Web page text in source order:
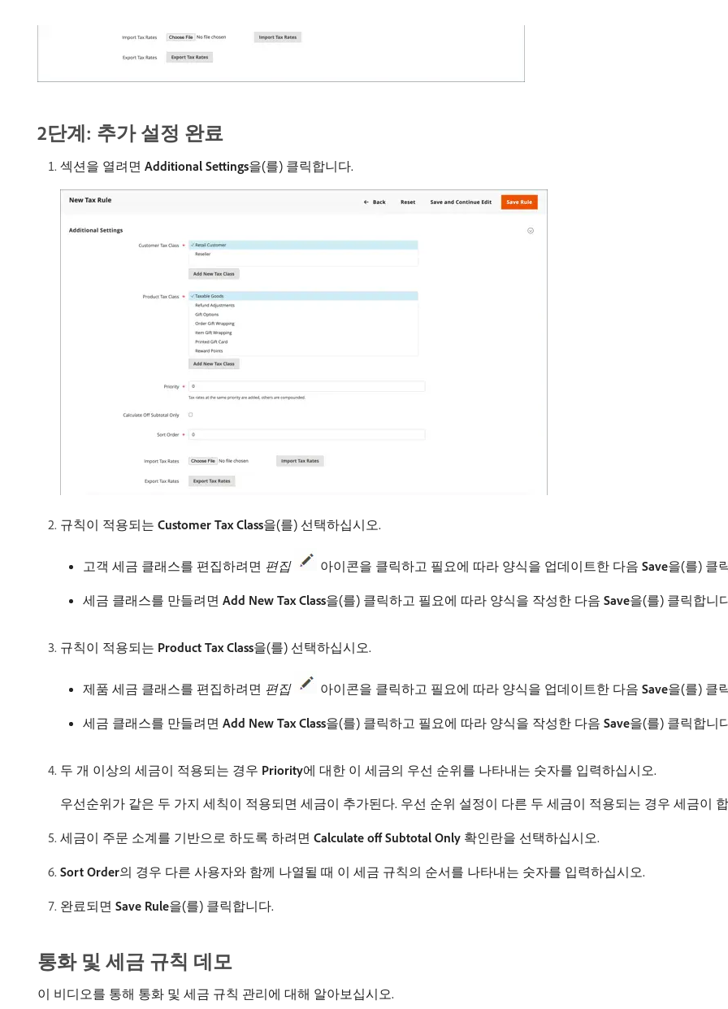
2단계: 추가 설정 완료
섹션을 열려면 Additional Settings​을(를) 클릭합니다.
규칙이 적용되는 Customer Tax Class​을(를) 선택하십시오.
고객 세금 클래스를 편집하려면 편집 아이콘을 클릭하고 필요에 따라 양식을 업데이트한 다음 Save을(를) 클
세금 클래스를 만들려면 Add New Tax Class​을(를) 클릭하고 필요에 따라 양식을 작성한 다음 Save을(를) 클릭합니
규칙이 적용되는 Product Tax Class​을(를) 선택하십시오.
제품 세금 클래스를 편집하려면 편집 아이콘을 클릭하고 필요에 따라 양식을 업데이트한 다음 Save을(를) 클
세금 클래스를 만들려면 Add New Tax Class​을(를) 클릭하고 필요에 따라 양식을 작성한 다음 Save을(를) 클릭합니
두 개 이상의 세금이 적용되는 경우 Priority​에 대한 이 세금의 우선 순위를 나타내는 숫자를 입력하십시오.
우선순위가 같은 두 가지 세칙이 적용되면 세금이 추가된다. 우선 순위 설정이 다른 두 세금이 적용되는 경우 세금이
세금이 주문 소계를 기반으로 하도록 하려면 Calculate off Subtotal Only 확인란을 선택하십시오.
Sort Order​의 경우 다른 사용자와 함께 나열될 때 이 세금 규칙의 순서를 나타내는 숫자를 입력하십시오.
완료되면 Save Rule​을(를) 클릭합니다.
통화 및 세금 규칙 데모
이 비디오를 통해 통화 및 세금 규칙 관리에 대해 알아보십시오.